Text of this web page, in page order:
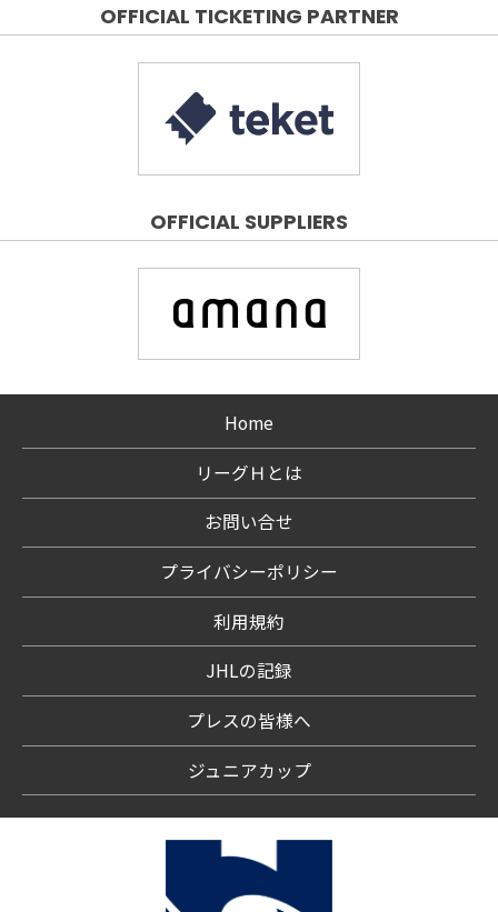
OFFICIAL TICKETING PARTNER
OFFICIAL SUPPLIERS
Home
リーグＨとは
お問い合せ
プライバシーポリシー
利用規約
JHLの記録
プレスの皆様へ
ジュニアカップ